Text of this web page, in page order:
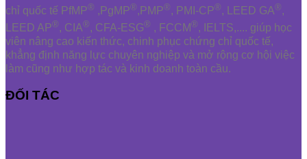
chỉ quốc tế PfMP® ,PgMP®,PMP®, PMI-CP®, LEED GA®,
LEED AP®, CIA®, CFA-ESG® , FCCM®, IELTS,.... giúp học
viên nâng cao kiến thức, chinh phục chứng chỉ quốc tế,
khẳng định năng lực chuyên nghiệp và mở rộng cơ hội việc
làm cũng như hợp tác và kinh doanh toàn cầu.
ĐỐI TÁC